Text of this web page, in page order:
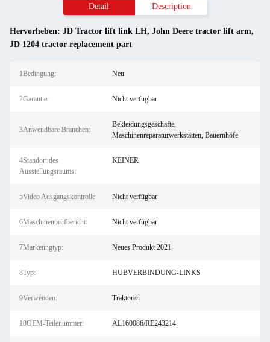
Detail Description
Hervorheben: JD Tractor lift link LH, John Deere tractor lift arm,
JD 1204 tractor replacement part
1Bedingung: Neu
2Garantie: Nicht verfügbar
3Anwendbare Branchen:
Bekleidungsgeschäfte,
Maschinenreparaturwerkstätten, Bauernhöfe
4Standort des
Ausstellungsraums:
KEINER
5Video Ausgangskontrolle: Nicht verfügbar
6Maschinenprüfbericht: Nicht verfügbar
7Marketingtyp: Neues Produkt 2021
8Typ: HUBVERBINDUNG-LINKS
9Verwenden: Traktoren
10OEM-Teilenummer: AL160086/RE243214